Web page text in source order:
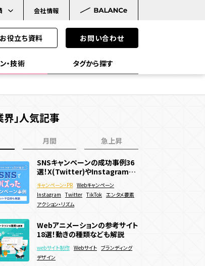
会社情報
お役立ち資料 お問い合わせ
CRM機能 AI機能
能 決済機能
・技術 タグから探す
WebGL
メタバース
ブロックチェーン NFT
進 マーケティングデータ取得
既存顧客向け施策
ブランディング
界」人気記事
月間 急上昇
SNSキャンペーンの成功事例36
選！X(Twitter)やInstagramで
バズった面白い企画を紹介
キャンペーン・PR Webキャンペーン
Instagram Twitter TikTok エンタメ要素
アクション・リズム
Webアニメーションの参考サイト
18選！動きの種類なども解説
webサイト制作 Webサイト ブランディング
デザイン
SNSキャンペーンの成功事例36
選！X(Twitter)やInstagramで
バズった面白い企画を紹介
キャンペーン・PR Webキャンペーン
Instagram Twitter TikTok エンタメ要素
アクション・リズム
WebGLとは？仕組みやできるこ
と、対応ブラウザについて簡単に
システム開発 3D WebGL Webサイト
ブランディング
動きのあるWebサイトの作り方
は？メリットやデメリットも解説
webサイト制作 Webサイト ブランディング
販売促進
を導入したい！作り方やメリットを
徹底解説
webサイト制作 3D WebGL Webサイト
アニメーション
サービス・ブランドサイト
メーカー